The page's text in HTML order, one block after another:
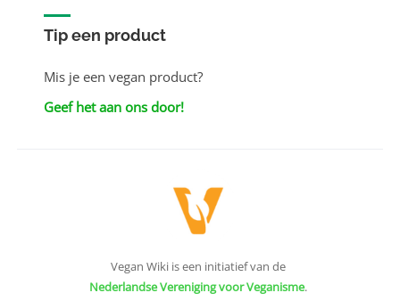
Tip een product
Mis je een vegan product?
Geef het aan ons door!
Vegan Wiki is een initiatief van de
Nederlandse Vereniging voor Veganisme.